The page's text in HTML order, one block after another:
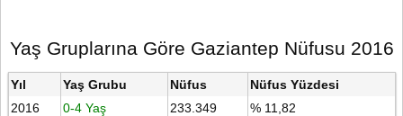
Yaş Gruplarına Göre Gaziantep Nüfusu 2016
Yıl Yaş Grubu Nüfus
Nüfus Yüzdesi
2016
0-4 Yaş 233.349
% 11,82